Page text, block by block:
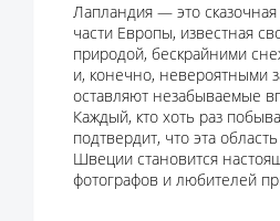
Лапландия — это
части Европы, известная
природой, бескрайними
и, конечно, невероятными
оставляют незабываемые
Каждый, кто хоть раз
подтвердит, что эта
Швеции становится
фотографов и любителей